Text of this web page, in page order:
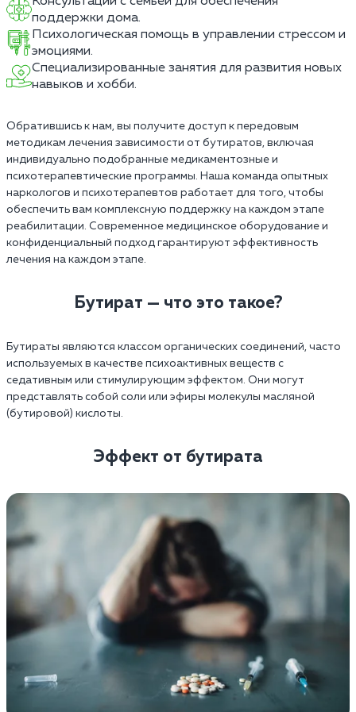
поддержки дома.
Психологическая помощь в управлении стрессом и
эмоциями.
Специализированные занятия для развития новых
навыков и хобби.
Обратившись к нам, вы получите доступ к передовым
методикам лечения зависимости от бутиратов, включая
индивидуально подобранные медикаментозные и
психотерапевтические программы. Наша команда опытных
наркологов и психотерапевтов работает для того, чтобы
обеспечить вам комплексную поддержку на каждом этапе
реабилитации. Современное медицинское оборудование и
конфиденциальный подход гарантируют эффективность
лечения на каждом этапе.
Бутират — что это такое?
Бутираты являются классом органических соединений, часто
используемых в качестве психоактивных веществ с
седативным или стимулирующим эффектом. Они могут
представлять собой соли или эфиры молекулы масляной
(бутировой) кислоты.
Эффект от бутирата